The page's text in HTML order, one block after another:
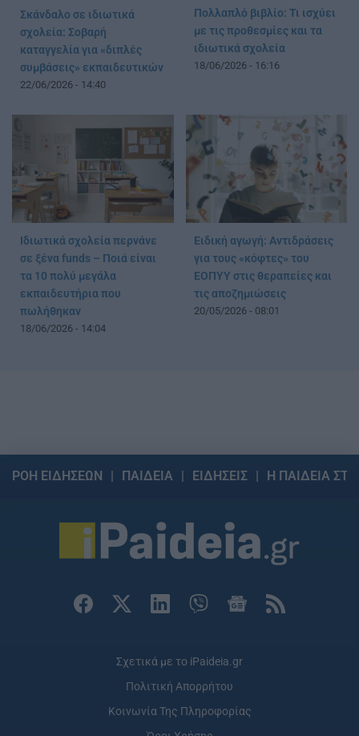
Σκάνδαλο σε ιδιωτικά
σχολεία: Σοβαρή
καταγγελία για «διπλές
συμβάσεις» εκπαιδευτικών
22/06/2026 - 14:40
Πολλαπλό βιβλίο: Τι ισχύει
με τις προθεσμίες και τα
ιδιωτικά σχολεία
18/06/2026 - 16:16
Ιδιωτικά σχολεία περνάνε
σε ξένα funds – Ποιά είναι
τα 10 πολύ μεγάλα
εκπαιδευτήρια που
πωλήθηκαν
18/06/2026 - 14:04
Ειδική αγωγή: Αντιδράσεις
για τους «κόφτες» του
ΕΟΠΥΥ στις θεραπείες και
τις αποζημιώσεις
20/05/2026 - 08:01
ΡΟΗ ΕΙΔΗΣΕΩΝ ΠΑΙΔΕΙΑ ΕΙΔΗΣΕΙΣ Η ΠΑΙΔΕΙΑ
Σχετικά με το iPaideia.gr
Πολιτική Απορρήτου
Κοινωνία Της Πληροφορίας